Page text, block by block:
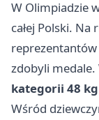
W Olimpiadzie
całej Polski. Na
zdobyli medale.
kategorii 48
Wśród